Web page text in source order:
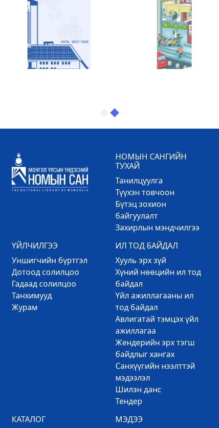
НОМЫН САНГИЙН
ТУХАЙ
Танилцуулга
Түүхэн товчоон
Бүтэц зохион
байгуулалт
Захирлын мэндчилгээ
ҮЙЛЧИЛГЭЭ
Уншигчийн бүртгэл
Дотоод солилцоо
Гадаад солилцоо
Танхимууд
Журам
ИЛ ТОД БАЙДАЛ
Хууль эрх зүй
Хүний нөөцийн ил тод
байдал
Үйл ажиллагааны ил
тод байдал
Авлигатай тэмцэх үйл
ажиллагаа
Жендерийн эрх тэгш
байдлыг хангах
Санхүүгийн нээлттэй
мэдээлэл
Шилэн данс
Тендер
КАТАЛОГ
МЭДЭЭ